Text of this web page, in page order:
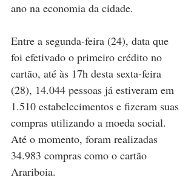
ano na economia da cidade.
Entre a segunda-feira (24), data que
foi efetivado o primeiro crédito no
cartão, até às 17h desta sexta-feira
(28), 14.044 pessoas já estiveram em
1.510 estabelecimentos e fizeram suas
compras utilizando a moeda social.
Até o momento, foram realizadas
34.983 compras como o cartão
Arariboia.